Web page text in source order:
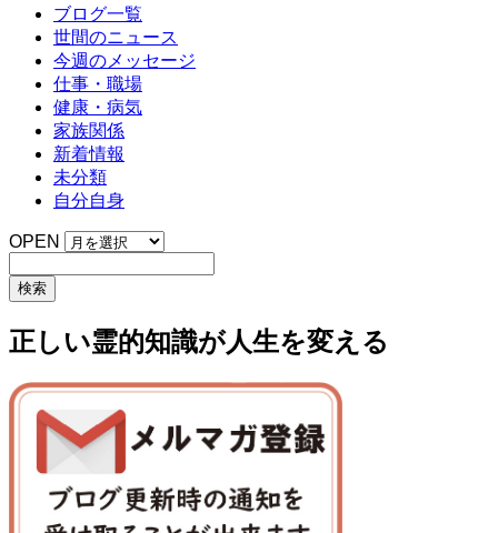
ブログ一覧
世間のニュース
今週のメッセージ
仕事・職場
健康・病気
家族関係
新着情報
未分類
自分自身
OPEN
正しい霊的知識が人生を変える